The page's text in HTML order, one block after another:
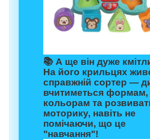
📚 А ще він дуже
На його крильцях
справжній сортер —
вчитиметься формам,
кольорам та
моторику, навіть не
помічаючи, що це
"навчання"!